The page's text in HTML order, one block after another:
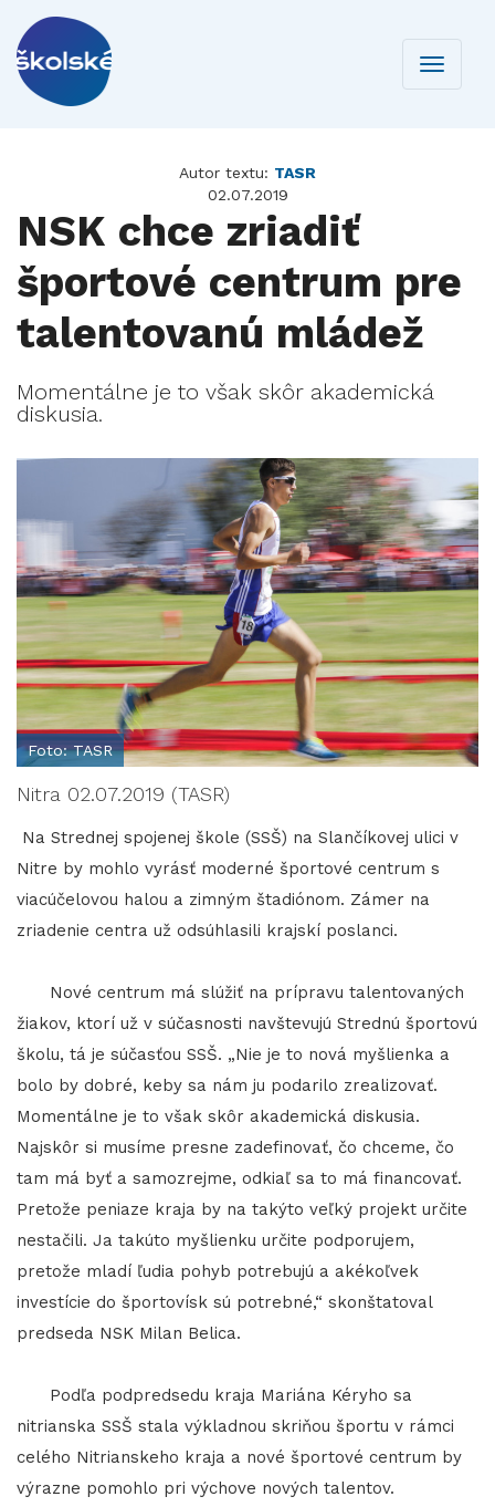
Toggle
Autor textu: TASR
02.07.2019
NSK chce zriadiť
športové centrum pre
talentovanú mládež
Momentálne je to však skôr akademická
diskusia.
Foto: TASR
Nitra 02.07.2019 (TASR)
Na Strednej spojenej škole (SSŠ) na Slančíkovej ulici v
Nitre by mohlo vyrásť moderné športové centrum s
viacúčelovou halou a zimným štadiónom. Zámer na
zriadenie centra už odsúhlasili krajskí poslanci.
Nové centrum má slúžiť na prípravu talentovaných
žiakov, ktorí už v súčasnosti navštevujú Strednú športovú
školu, tá je súčasťou SSŠ. „Nie je to nová myšlienka a
bolo by dobré, keby sa nám ju podarilo zrealizovať.
Momentálne je to však skôr akademická diskusia.
Najskôr si musíme presne zadefinovať, čo chceme, čo
tam má byť a samozrejme, odkiaľ sa to má financovať.
Pretože peniaze kraja by na takýto veľký projekt určite
nestačili. Ja takúto myšlienku určite podporujem,
pretože mladí ľudia pohyb potrebujú a akékoľvek
investície do športovísk sú potrebné,“ skonštatoval
predseda NSK Milan Belica.
Podľa podpredsedu kraja Mariána Kéryho sa
nitrianska SSŠ stala výkladnou skriňou športu v rámci
celého Nitrianskeho kraja a nové športové centrum by
výrazne pomohlo pri výchove nových talentov.